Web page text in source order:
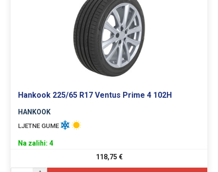
Hankook 225/65 R17 Ventus Prime 4 102H
HANKOOK
LJETNE GUME
Na zalihi: 4
118,75 €